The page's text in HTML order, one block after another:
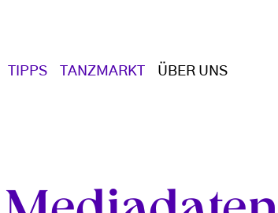
TIPPS TANZMARKT ÜBER UNS